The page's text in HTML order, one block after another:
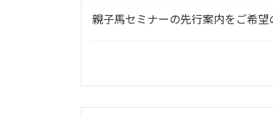
親子馬セミナーの先行案内をご希望